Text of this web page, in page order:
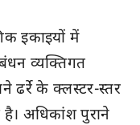
इकाइयों में
व्यक्तिगत
ढर्रे के क्लस्टर-स्तर
है। अधिकांश पुराने